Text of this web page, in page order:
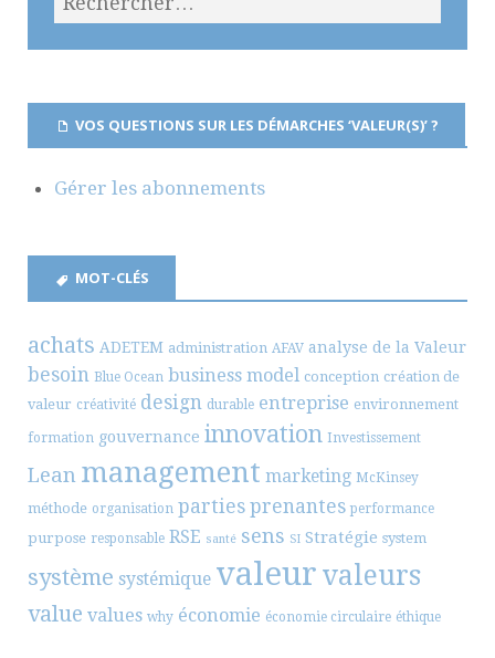
VOS QUESTIONS SUR LES DÉMARCHES ‘VALEUR(S)’ ?
Gérer les abonnements
MOT-CLÉS
achats ADETEM administration AFAV analyse de la Valeur
besoin Blue Ocean business model conception création de
valeur créativité design durable entreprise environnement
formation gouvernance innovation Investissement
Lean management marketing McKinsey
méthode organisation parties prenantes performance
purpose responsable RSE santé sens SI Stratégie system
système systémique valeur valeurs
value values why économie économie circulaire éthique